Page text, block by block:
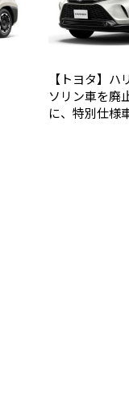
【トヨタ】
ソリン車を廃
に、特別仕様